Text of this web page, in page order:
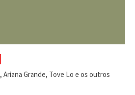
Ariana Grande, Tove Lo e os outros